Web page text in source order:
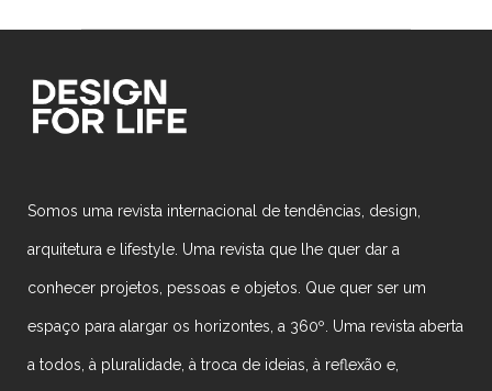
Somos uma revista internacional de tendências, design,
arquitetura e lifestyle. Uma revista que lhe quer dar a
conhecer projetos, pessoas e objetos. Que quer ser um
espaço para alargar os horizontes, a 360º. Uma revista aberta
a todos, à pluralidade, à troca de ideias, à reflexão e,